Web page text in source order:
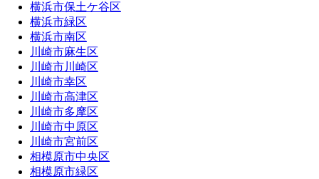
横浜市保土ケ谷区
横浜市緑区
横浜市南区
川崎市麻生区
川崎市川崎区
川崎市幸区
川崎市高津区
川崎市多摩区
川崎市中原区
川崎市宮前区
相模原市中央区
相模原市緑区